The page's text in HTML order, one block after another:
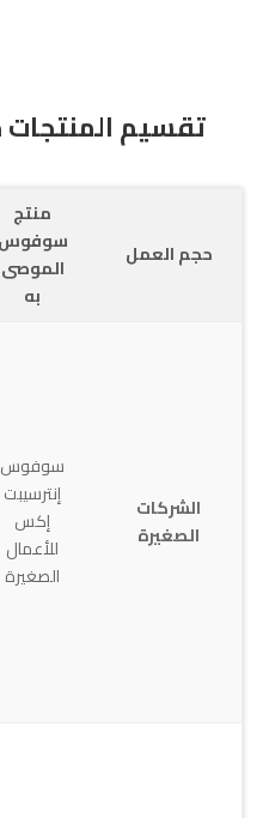
تقسيم
حجم العمل
منتج
سوفوس
الموصى
به
الشركات
الصغيرة
سوفوس
إنترسيبت
إكس
للأعمال
الصغيرة